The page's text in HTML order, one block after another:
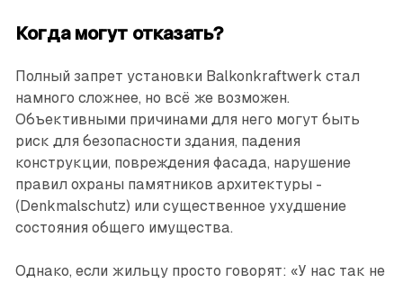
Когда могут отказать?
Полный запрет установки Balkonkraftwerk стал
намного сложнее, но всё же возможен.
Объективными причинами для него могут быть
риск для безо­пасности здания, падения
конструкции, повреждения фасада, нарушение
правил охраны памятников архитектуры ­
(Denkmalschutz) или существенное ухудшение
состояния общего имущества.
Однако, если жильцу просто говорят: «У нас так не